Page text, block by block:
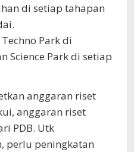
di setiap tahapan
Park di
Science Park di setiap
anggaran riset
anggaran riset
PDB. Utk
perlu peningkatan